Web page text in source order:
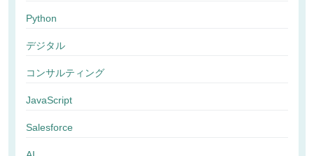
Python
デジタル
コンサルティング
JavaScript
Salesforce